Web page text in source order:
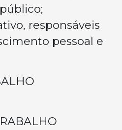
responsáveis
pessoal e